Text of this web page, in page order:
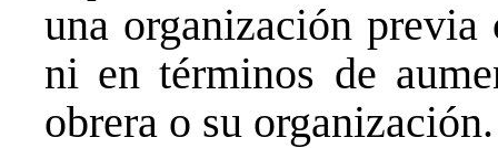
una organización
ni en términos de
obrera o su organización.